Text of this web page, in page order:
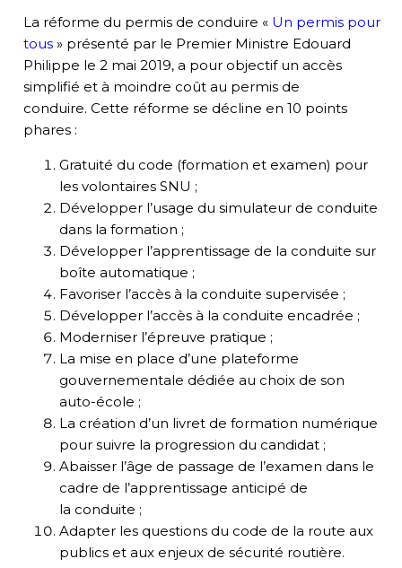
La réforme du permis de conduire « Un permis pour
tous» présenté par le Premier Ministre Edouard
Philippe le 2 mai 2019, a pour objectif un accès
simplifié et à moindre coût au permis de
conduire. Cette réforme se décline en 10 points
phares :
Gratuité du code (formation et examen) pour
les volontaires SNU ;
Développer l’usage du simulateur de conduite
dans la formation ;
Développer l’apprentissage de la conduite sur
boîte automatique ;
Favoriser l’accès à la conduite supervisée ;
Développer l’accès à la conduite encadrée ;
Moderniser l’épreuve pratique ;
La mise en place d’une plateforme
gouvernementale dédiée au choix de son
auto-école ;
La création d’un livret de formation numérique
pour suivre la progression du candidat ;
Abaisser l’âge de passage de l’examen dans le
cadre de l’apprentissage anticipé de
la conduite ;
Adapter les questions du code de la route aux
publics et aux enjeux de sécurité routière.